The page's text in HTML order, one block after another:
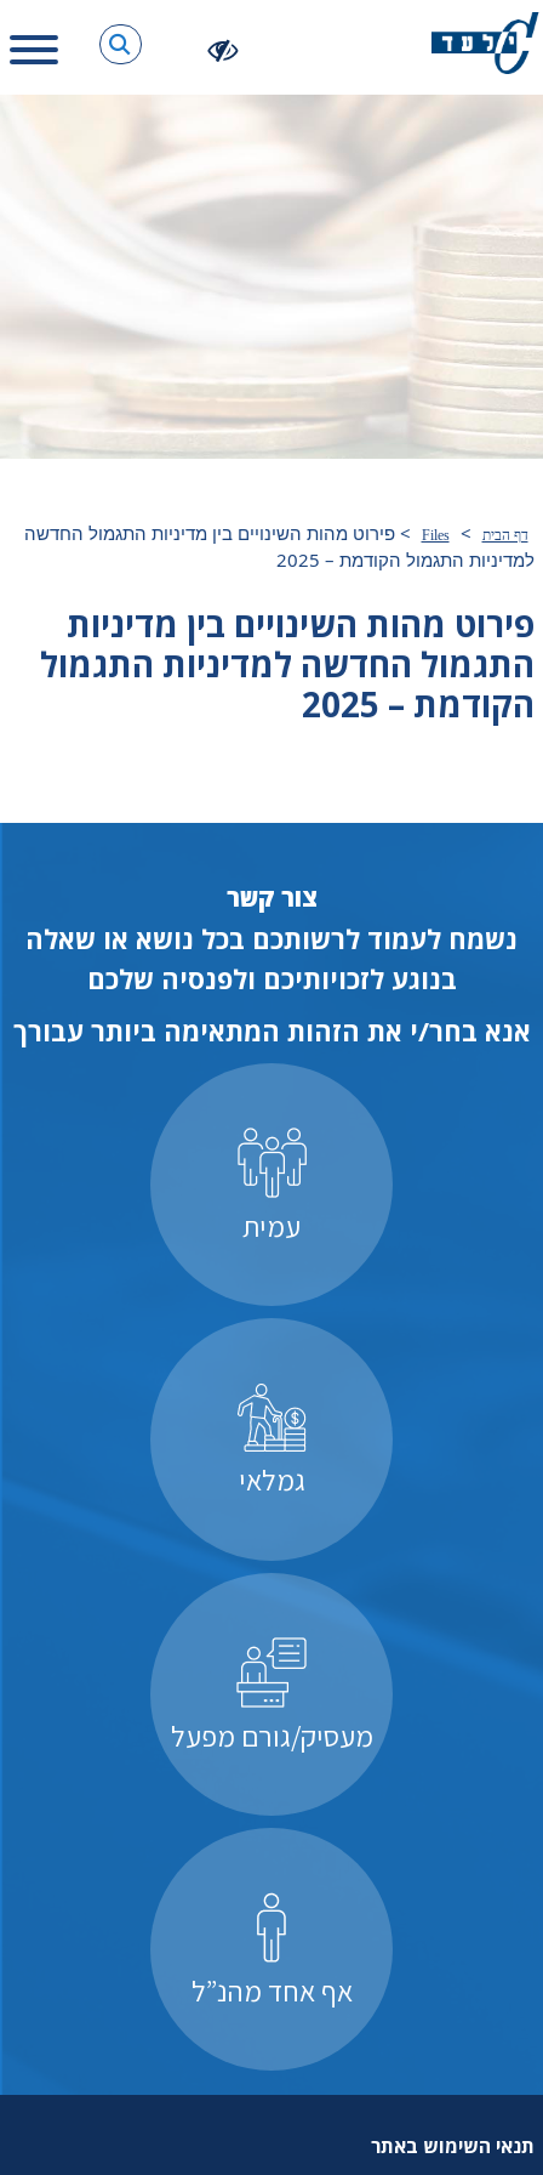
דף הבית >
Files
>פירוט מהות השינויים בין מדיניות התגמול החדשה
למדיניות התגמול הקודמת – 2025
פירוט מהות השינויים בין מדיניות
התגמול החדשה למדיניות התגמול
הקודמת – 2025
צור קשר
נשמח לעמוד לרשותכם בכל נושא או שאלה
בנוגע לזכויותיכם ולפנסיה שלכם
אנא בחר/י את הזהות המתאימה ביותר עבורך
עמית
גמלאי
מעסיק/גורם מפעל
אף אחד מהנ”ל
תנאי השימוש באתר